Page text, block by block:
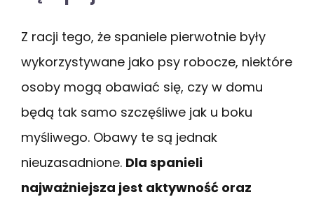
Z racji tego, że spaniele pierwotnie były
wykorzystywane jako psy robocze, niektóre
osoby mogą obawiać się, czy w domu
będą tak samo szczęśliwe jak u boku
myśliwego. Obawy te są jednak
nieuzasadnione. Dla spanieli
najważniejsza jest aktywność oraz